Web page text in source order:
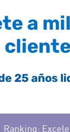
a
25 años